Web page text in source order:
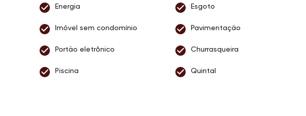
Energia Esgoto
Imóvel sem condomínio Pavimentação
Portão eletrônico Churrasqueira
Piscina Quintal